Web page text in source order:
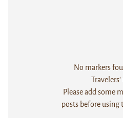
No markers
Travelers'
Please add some
posts before using